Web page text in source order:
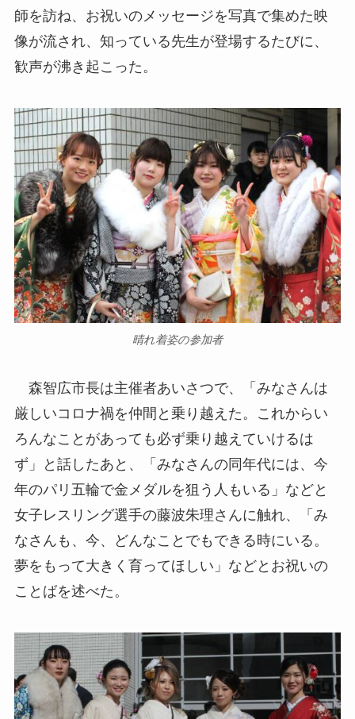
師を訪ね、お祝いのメッセージを写真で集めた映
像が流され、知っている先生が登場するたびに、
歓声が沸き起こった。
晴れ着姿の参加者
森智広市長は主催者あいさつで、「みなさんは
厳しいコロナ禍を仲間と乗り越えた。これからい
ろんなことがあっても必ず乗り越えていけるは
ず」と話したあと、「みなさんの同年代には、今
年のパリ五輪で金メダルを狙う人もいる」などと
女子レスリング選手の藤波朱理さんに触れ、「み
なさんも、今、どんなことでもできる時にいる。
夢をもって大きく育ってほしい」などとお祝いの
ことばを述べた。